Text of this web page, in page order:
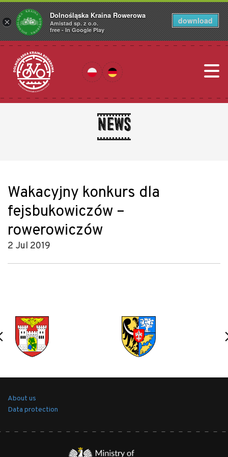
News
Wakacyjny konkurs dla
fejsbukowiczów –
rowerowiczów
2 Jul 2019
About us
Data protection
×
Dolnośląska Kraina Rowerowa
Amistad sp. z o.o.
free - In Google Play
download